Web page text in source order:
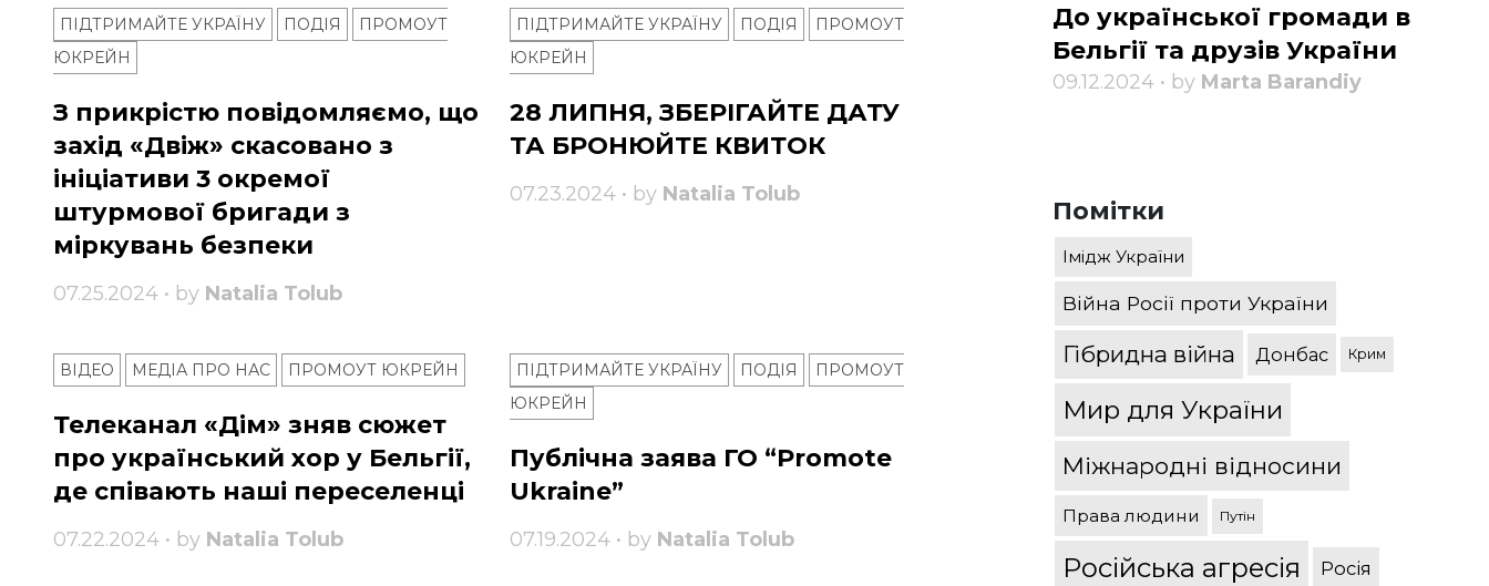
ПІДТРИМАЙТЕ УКРАЇНУ ПОДІЯ
ПРОМОУТ
ЮКРЕЙН
З прикрістю повідомляємо, що
захід «Двіж» скасовано з
ініціативи 3 окремої
штурмової бригади з
міркувань безпеки
07.25.2024 • by Natalia Tolub
ПІДТРИМАЙТЕ УКРАЇНУ ПОДІЯ
ПРОМОУТ
ЮКРЕЙН
28 ЛИПНЯ, ЗБЕРІГАЙТЕ ДАТУ
ТА БРОНЮЙТЕ КВИТОК
07.23.2024 • by Natalia Tolub
ВІДЕО МЕДІА ПРО НАС ПРОМОУТ ЮКРЕЙН
Телеканал «Дім» зняв сюжет
про український хор у Бельгії,
де співають наші переселенці
07.22.2024 • by Natalia Tolub
ПІДТРИМАЙТЕ УКРАЇНУ ПОДІЯ
ПРОМОУТ
ЮКРЕЙН
Публічна заява ГО “Promote
Ukraine”
07.19.2024 • by Natalia Tolub
До української громади в
Бельгії та друзів України
09.12.2024 • by Marta Barandiy
Помітки
Імідж України
Війна Росії проти України
Гібридна війна Донбас Крим
Мир для України
Міжнародні відносини
Права людини Путін
Російська агресія Росія